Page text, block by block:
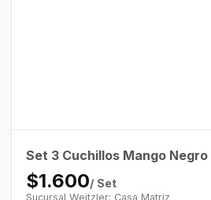
Set 3 Cuchillos Mango Negro
$1.600/ Set
Sucursal Weitzler: Casa Matriz